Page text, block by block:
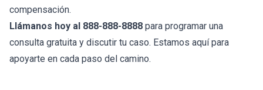
compensación.
Llámanos hoy al 888-888-8888 para programar una
consulta gratuita y discutir tu caso. Estamos aquí para
apoyarte en cada paso del camino.